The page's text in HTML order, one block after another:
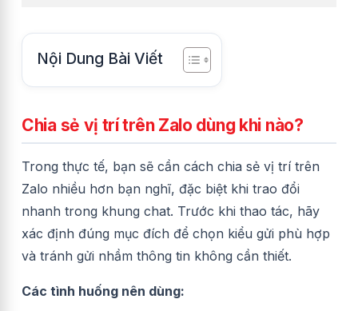
Nội Dung Bài Viết
Chia sẻ vị trí trên Zalo dùng khi nào?
Trong thực tế, bạn sẽ cần cách chia sẻ vị trí trên
Zalo nhiều hơn bạn nghĩ, đặc biệt khi trao đổi
nhanh trong khung chat. Trước khi thao tác, hãy
xác định đúng mục đích để chọn kiểu gửi phù hợp
và tránh gửi nhầm thông tin không cần thiết.
Các tình huống nên dùng: